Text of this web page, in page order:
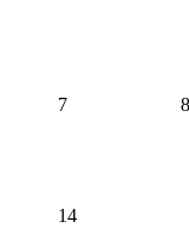
7 8
14